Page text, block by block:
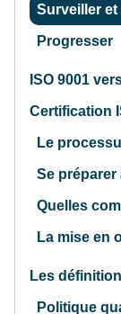
Surveiller
Progresser
ISO 9001
Certification
Le
Se préparer
Quelles
La mise en
Les
Politique